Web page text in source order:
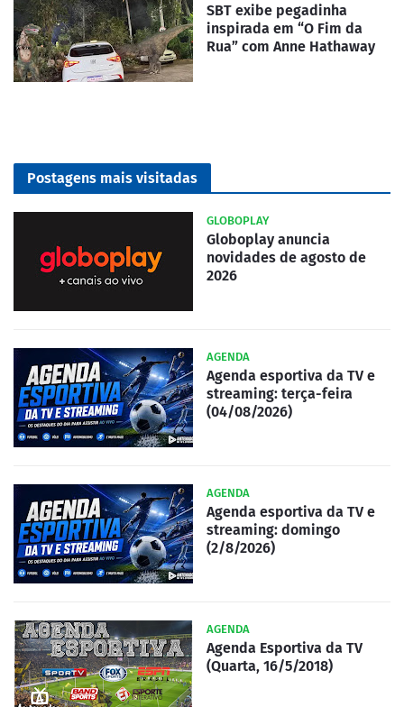
SBT exibe pegadinha
inspirada em “O Fim da
Rua” com Anne Hathaway
Postagens mais visitadas
GLOBOPLAY
Globoplay anuncia
novidades de agosto de
2026
AGENDA
Agenda esportiva da TV e
streaming: terça-feira
(04/08/2026)
AGENDA
Agenda esportiva da TV e
streaming: domingo
(2/8/2026)
AGENDA
Agenda Esportiva da TV
(Quarta, 16/5/2018)